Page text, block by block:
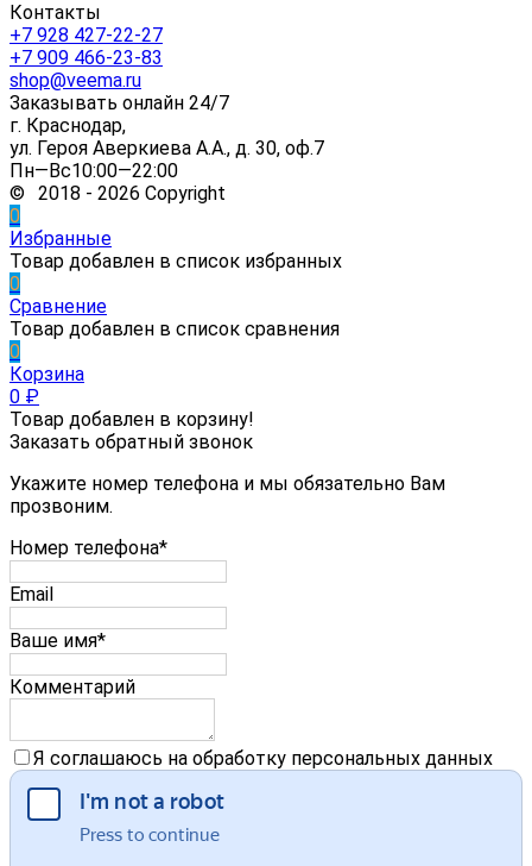
Контакты
+7 928 427-22-27
+7 909 466-23-83
shop@veema.ru
Заказывать онлайн 24/7
г. Краснодар,
ул. Героя Аверкиева А.А., д. 30, оф.7
Пн—Вс10:00—22:00
© 2018 - 2026 Copyright
0
Избранные
Товар добавлен в список избранных
0
Сравнение
Товар добавлен в список сравнения
0
Корзина
0 ₽
Товар добавлен в корзину!
Заказать обратный звонок
Укажите номер телефона и мы обязательно Вам
прозвоним.
Номер телефона*
Email
Ваше имя*
Комментарий
Я соглашаюсь на обработку персональных данных